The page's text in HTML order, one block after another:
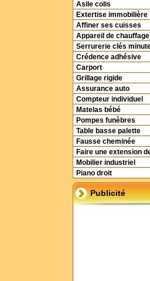
Asile colis
Extertise immobilière
Affiner ses cuisses
Appareil de chauffage
Serrurerie clés
Crédence adhésive
Carport
Grillage rigide
Assurance auto
Compteur individuel
Matelas bébé
Pompes funèbres
Table basse palette
Fausse cheminée
Faire une extension
Mobilier industriel
Piano droit
Publicité